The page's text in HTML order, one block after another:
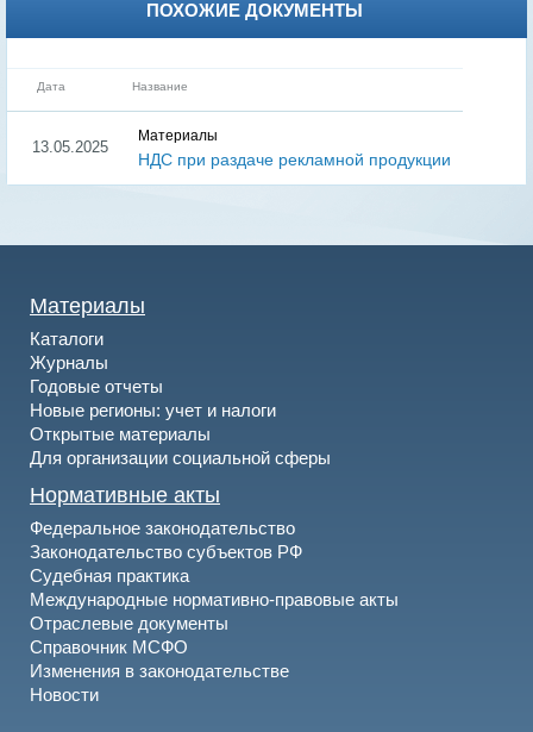
ПОХОЖИЕ ДОКУМЕНТЫ
Дата Название
13.05.2025
Материалы
НДС при раздаче рекламной продукции
Материалы
Каталоги
Журналы
Годовые отчеты
Новые регионы: учет и налоги
Открытые материалы
Для организации социальной сферы
Нормативные акты
Федеральное законодательство
Законодательство субъектов РФ
Судебная практика
Международные нормативно-правовые акты
Отраслевые документы
Справочник МСФО
Изменения в законодательстве
Новости